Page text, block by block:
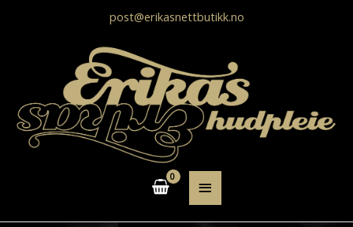
post@erikasnettbutikk.no
HOVEDMENY